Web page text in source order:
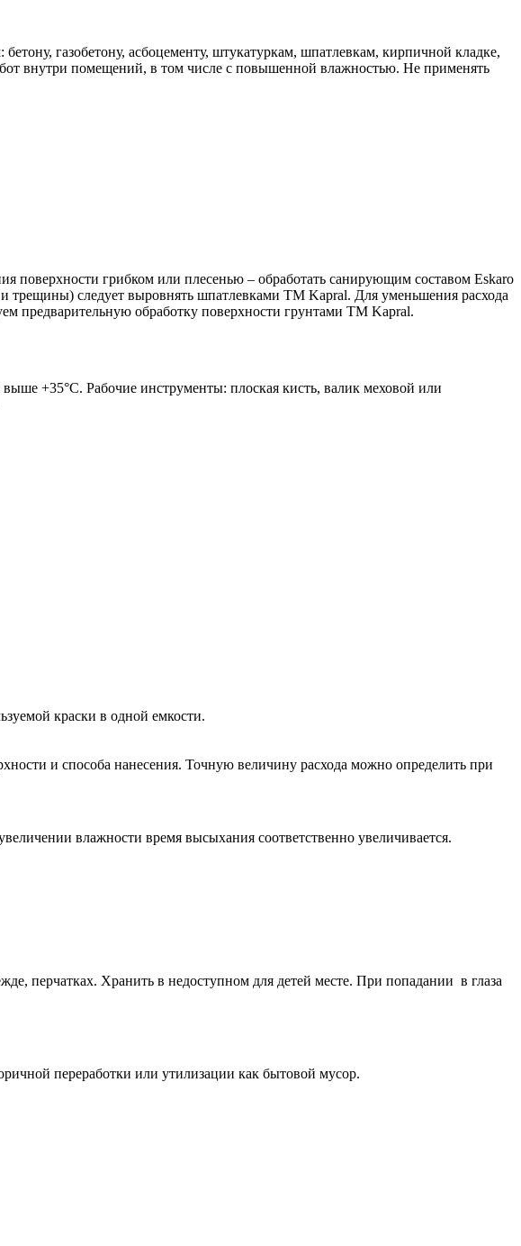
газобетону, асбоцементу, штукатуркам, шпатлевкам, кирпичной кладке,
внутри помещений, в том числе с повышенной влажностью. Не применять
поверхности грибком или плесенью – обработать санирующим составом Eskaro
следует выровнять шпатлевками TM Kapral. Для уменьшения расхода
предварительную обработку поверхности грунтами ТМ Kapral.
+35°С. Рабочие инструменты: плоская кисть, валик меховой или
краски в одной емкости.
и способа нанесения. Точную величину расхода можно определить при
влажности время высыхания соответственно увеличивается.
перчатках. Хранить в недоступном для детей месте. При попадании в глаза
переработки или утилизации как бытовой мусор.